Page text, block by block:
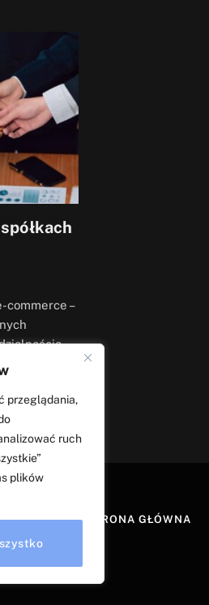
przeglądania,
ruch
plików
commerce –
STRONA GŁÓWNA